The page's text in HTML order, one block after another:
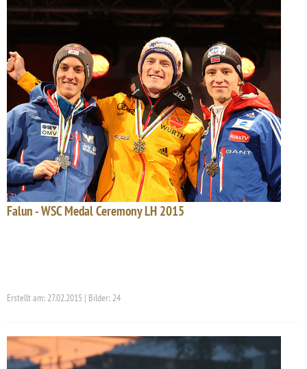
Falun - WSC Medal Ceremony LH 2015
Erstellt am: 27.02.2015 | Bilder: 24